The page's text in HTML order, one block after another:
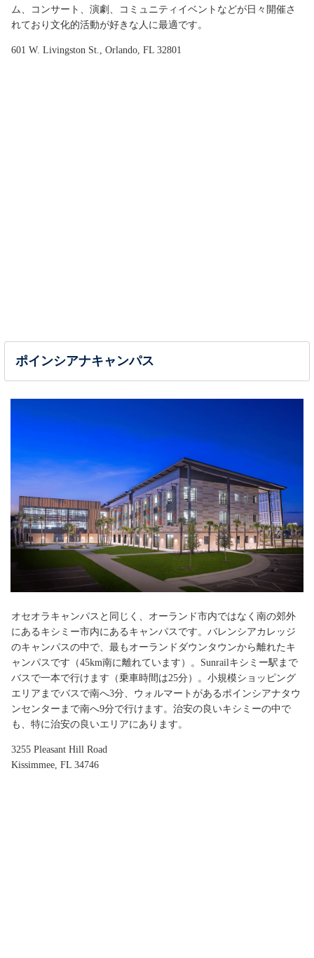
ム、コンサート、演劇、コミュニティイベントなどが日々開催さ
れており文化的活動が好きな人に最適です。
601 W. Livingston St., Orlando, FL 32801
ポインシアナキャンパス
オセオラキャンパスと同じく、オーランド市内ではなく南の郊外
にあるキシミー市内にあるキャンパスです。バレンシアカレッジ
のキャンパスの中で、最もオーランドダウンタウンから離れたキ
ャンパスです（45km南に離れています）。Sunrailキシミー駅まで
バスで一本で行けます（乗車時間は25分）。小規模ショッピング
エリアまでバスで南へ3分、ウォルマートがあるポインシアナタウ
ンセンターまで南へ9分で行けます。治安の良いキシミーの中で
も、特に治安の良いエリアにあります。
3255 Pleasant Hill Road
Kissimmee, FL 34746